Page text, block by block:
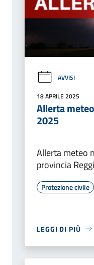
AVVISI
18 APRILE 2025
Allerta
2025
Allerta meteo
provincia
Protezione civile
LEGGI DI PIÙ